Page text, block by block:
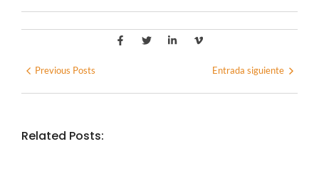
Previous Posts Entrada siguiente
Related Posts: